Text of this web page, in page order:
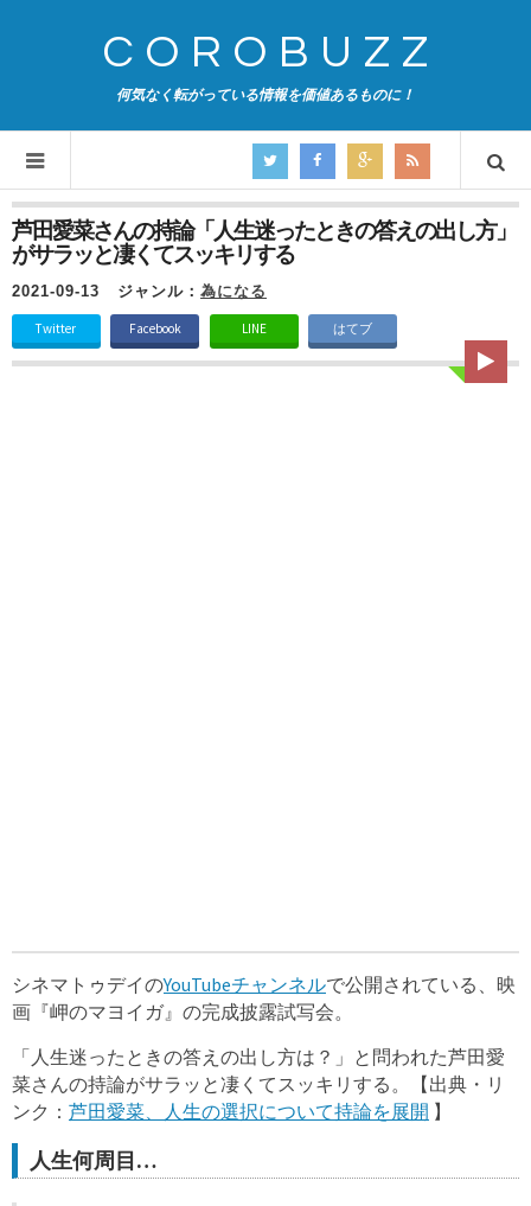
COROBUZZ
何気なく転がっている情報を価値あるものに！
芦田愛菜さんの持論「人生迷ったときの答えの出し方」
がサラッと凄くてスッキリする
2021-09-13 ジャンル： 為になる
Twitter Facebook LINE はてブ
シネマトゥデイのYouTubeチャンネルで公開されている、映
画『岬のマヨイガ』の完成披露試写会。
「人生迷ったときの答えの出し方は？」と問われた芦田愛
菜さんの持論がサラッと凄くてスッキリする。【出典・リ
ンク： 芦田愛菜、人生の選択について持論を展開 】
人生何周目…